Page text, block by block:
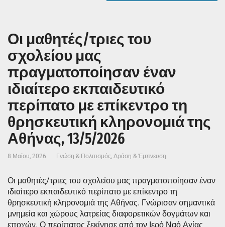
Οι μαθητές/τριες του
σχολείου μας
πραγματοποίησαν έναν
ιδιαίτερο εκπαιδευτικό
περίπατο με επίκεντρο τη
θρησκευτική κληρονομιά της
Αθήνας, 13/5/2026
8 Μαΐου, 2026 Γνώση & Πολιτισμός Δράση & Έμπνευση
Οι μαθητές/τριες του σχολείου μας πραγματοποίησαν έναν
ιδιαίτερο εκπαιδευτικό περίπατο με επίκεντρο τη
θρησκευτική κληρονομιά της Αθήνας. Γνώρισαν σημαντικά
μνημεία και χώρους λατρείας διαφορετικών δογμάτων και
εποχών. Ο περίπατος ξεκίνησε από τον Ιερό Ναό Αγίας